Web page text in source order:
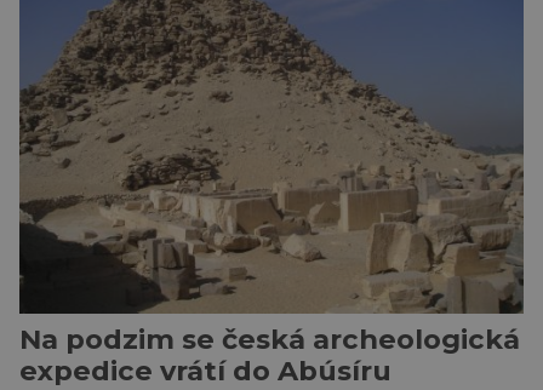
jeho života je datována přibližně před 19
miliony lety. „Nový Zéland je dobře známý
svými velkými nelétavými ptáky. Dominantní
[…]
Na podzim se česká archeologická
expedice vrátí do Abúsíru